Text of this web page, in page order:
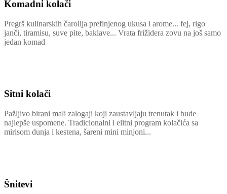
Komadni kolači
Pregrš kulinarskih čarolija prefinjenog ukusa i arome... fej, rigo
janči, tiramisu, suve pite, baklave... Vrata frižidera zovu na još samo
jedan komad
Sitni kolači
Pažljivo birani mali zalogaji koji zaustavljaju trenutak i bude
najlepše uspomene. Tradicionalni i elitni program kolačića sa
mirisom dunja i kestena, šareni mini minjoni...
Šnitevi